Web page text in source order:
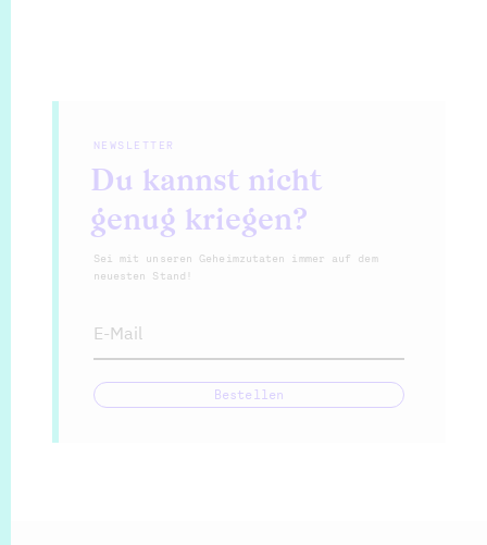
NEWSLETTER
Du kannst nicht
genug kriegen?
Sei mit unseren Geheimzutaten immer auf dem
neuesten Stand!
E-Mail
Bestellen